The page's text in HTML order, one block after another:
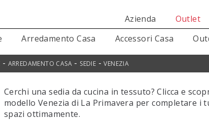
Azienda Outlet
Arredamento Casa Accessori Casa
- ARREDAMENTO CASA- SEDIE -VENEZIA
Cerchi una sedia da cucina in tessuto? Clicca e
modello Venezia di La Primavera per completare i
spazi ottimamente.